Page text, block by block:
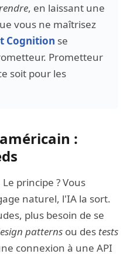
, en laissant une
vous ne maîtrisez
Cognition se
Prometteur
soit pour les
:
Le principe ? Vous
naturel, l'IA la sort.
plus besoin de se
patterns ou des tests
connexion à une API